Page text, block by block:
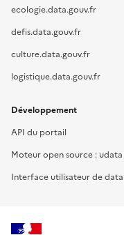
ecologie.data.gouv.fr
defis.data.gouv.fr
culture.data.gouv.fr
logistique.data.gouv.fr
Développement
API du portail
Moteur open source : udata
Interface utilisateur de